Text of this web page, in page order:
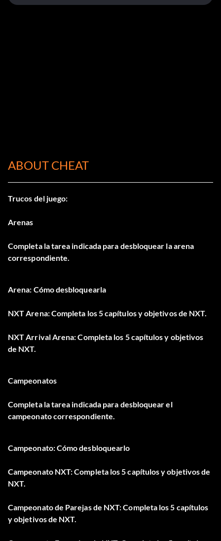
ABOUT CHEAT
Trucos del juego:
Arenas
Completa la tarea indicada para desbloquear la arena
correspondiente.
Arena: Cómo desbloquearla
NXT Arena: Completa los 5 capítulos y objetivos de NXT.
NXT Arrival Arena: Completa los 5 capítulos y objetivos
de NXT.
Campeonatos
Completa la tarea indicada para desbloquear el
campeonato correspondiente.
Campeonato: Cómo desbloquearlo
Campeonato NXT: Completa los 5 capítulos y objetivos de
NXT.
Campeonato de Parejas de NXT: Completa los 5 capítulos
y objetivos de NXT.